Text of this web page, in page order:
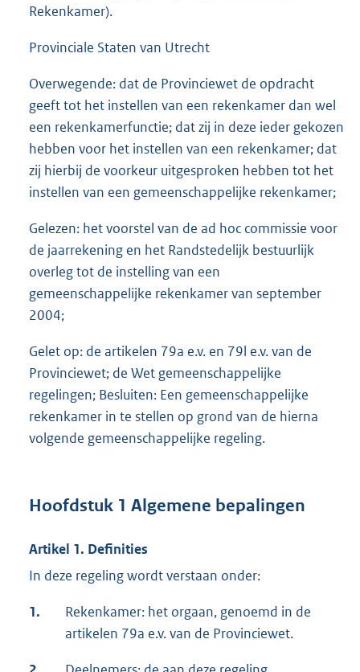
Rekenkamer).
Provinciale Staten van Utrecht
Overwegende: dat de Provinciewet de opdracht
geeft tot het instellen van een rekenkamer dan wel
een rekenkamerfunctie; dat zij in deze ieder gekozen
hebben voor het instellen van een rekenkamer; dat
zij hierbij de voorkeur uitgesproken hebben tot het
instellen van een gemeenschappelijke rekenkamer;
Gelezen: het voorstel van de ad hoc commissie voor
de jaarrekening en het Randstedelijk bestuurlijk
overleg tot de instelling van een
gemeenschappelijke rekenkamer van september
2004;
Gelet op: de artikelen 79a e.v. en 79l e.v. van de
Provinciewet; de Wet gemeenschappelijke
regelingen; Besluiten: Een gemeenschappelijke
rekenkamer in te stellen op grond van de hierna
volgende gemeenschappelijke regeling.
Hoofdstuk 1 Algemene bepalingen
Artikel 1. Definities
In deze regeling wordt verstaan onder:
1.
Rekenkamer: het orgaan, genoemd in de
artikelen 79a e.v. van de Provinciewet.